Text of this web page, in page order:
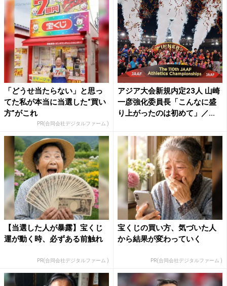
「どうせ当たらない」と思っ
てた私が本当に当選した“買い
方”がこれ
PR(合同会社デジタルファーム )
アジア大会新規内定23人 山崎
一彦強化委員長「こんなに盛
り上がったのは初めて」／...
【当選した人が暴露】宝くじ
運が動く時、必ずある前触れ
PR(合同会社デジタルファーム )
宝くじの買い方、気づいた人
から結果が変わっていく
PR(合同会社デジタルファーム )